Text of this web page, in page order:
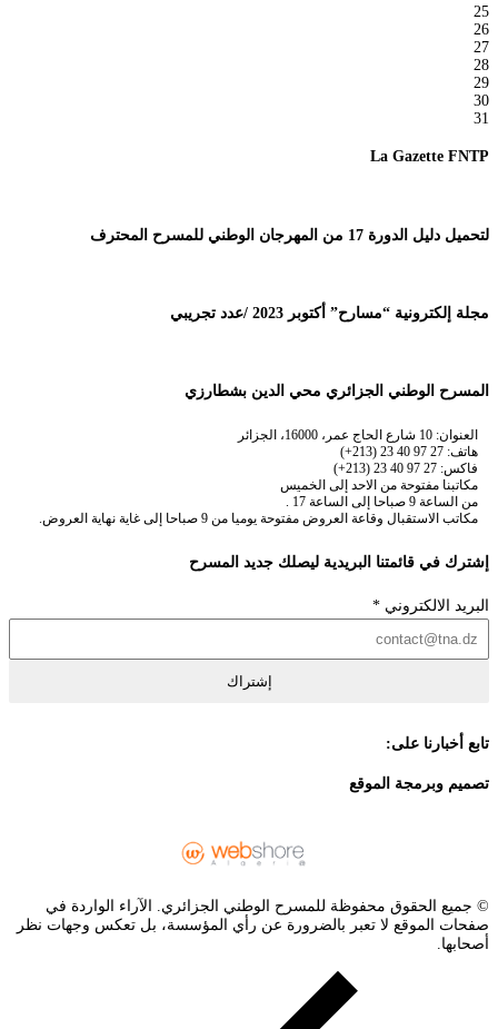
25
26
27
28
29
30
31
La Gazette FNTP
لتحميل دليل الدورة 17 من المهرجان الوطني للمسرح المحترف
مجلة إلكترونية “مسارح” أكتوبر 2023 /عدد تجريبي
المسرح الوطني الجزائري محي الدين بشطارزي
العنوان: 10 شارع الحاج عمر، 16000، الجزائر
هاتف: 27 97 40 23 (213+)
فاكس: 27 97 40 23 (213+)
مكاتبنا مفتوحة من الاحد إلى الخميس
من الساعة 9 صباحا إلى الساعة 17 .
مكاتب الاستقبال وقاعة العروض مفتوحة يوميا من 9 صباحا إلى غاية نهاية العروض.
إشترك في قائمتنا البريدية ليصلك جديد المسرح
البريد الالكتروني *
إشتراك
تابع أخبارنا على:
تصميم وبرمجة الموقع
© جميع الحقوق محفوظة للمسرح الوطني الجزائري. الآراء الواردة في
صفحات الموقع لا تعبر بالضرورة عن رأي المؤسسة، بل تعكس وجهات نظر
أصحابها.